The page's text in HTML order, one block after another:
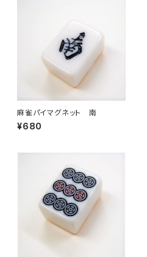
麻雀パイマグネット 南
¥680